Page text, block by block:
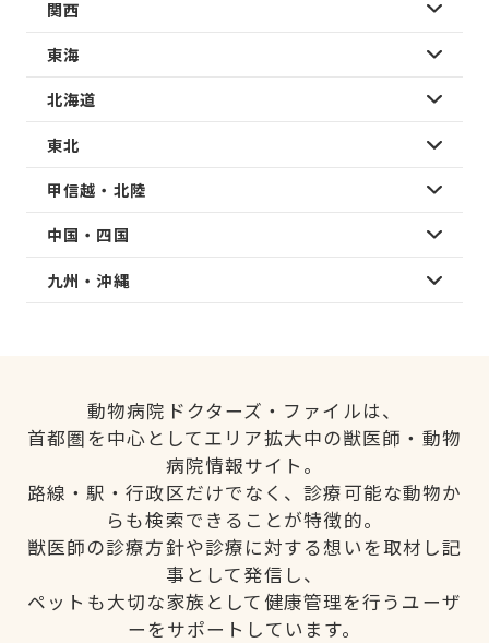
関西
東海
北海道
東北
甲信越・北陸
中国・四国
九州・沖縄
動物病院ドクターズ・ファイルは、
首都圏を中心としてエリア拡大中の獣医師・動物
病院情報サイト。
路線・駅・行政区だけでなく、診療可能な動物か
らも検索できることが特徴的。
獣医師の診療方針や診療に対する想いを取材し記
事として発信し、
ペットも大切な家族として健康管理を行うユーザ
ーをサポートしています。